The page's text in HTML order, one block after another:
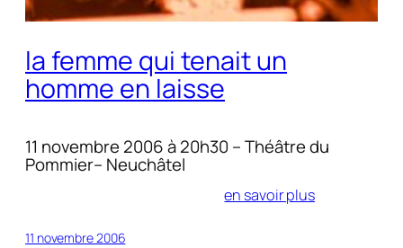
la femme qui tenait un
homme en laisse
11 novembre 2006 à 20h30 – Théâtre du
Pommier– Neuchâtel
en savoir plus
11 novembre 2006